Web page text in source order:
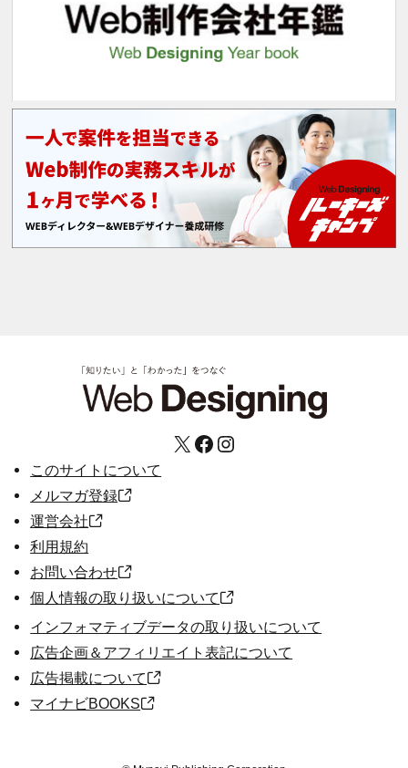
X Facebook Instagram
このサイトについて
メルマガ登録
運営会社
利用規約
お問い合わせ
個人情報の取り扱いについて
インフォマティブデータの取り扱いについて
広告企画＆アフィリエイト表記について
広告掲載について
マイナビBOOKS